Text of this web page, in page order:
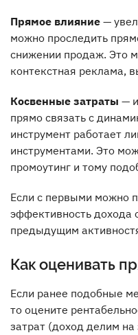
Прямое влияние —
можно проследить
снижении продаж. Это
контекстная реклама,
Косвенные затраты —
прямо связать с
инструмент работает
инструментами. Это
промоутинг и тому
Если с первыми можно
эффективность дохода
предыдущим
Как оценивать
Если ранее подобные
то оцените
затрат (доход делим